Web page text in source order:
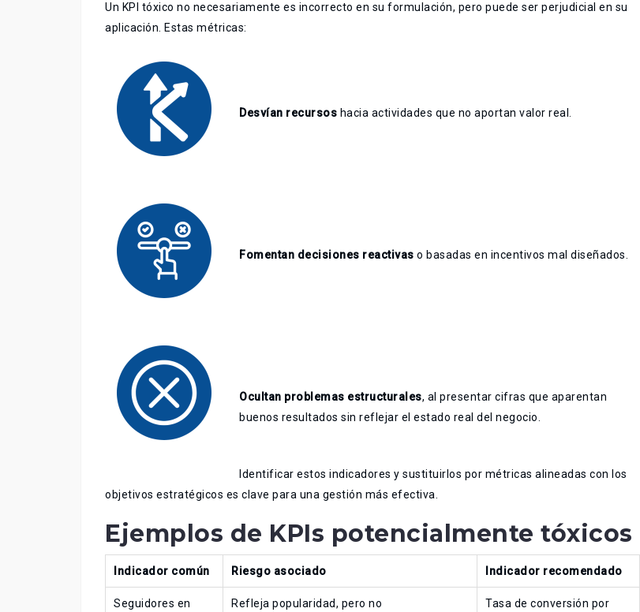
Un KPI tóxico no necesariamente es incorrecto en su formulación, pero puede ser perjudicial en su
aplicación. Estas métricas:
Desvían recursos hacia actividades que no aportan valor real.
Fomentan decisiones reactivas o basadas en incentivos mal diseñados.
Ocultan problemas estructurales, al presentar cifras que aparentan
buenos resultados sin reflejar el estado real del negocio.
Identificar estos indicadores y sustituirlos por métricas alineadas con los
objetivos estratégicos es clave para una gestión más efectiva.
Ejemplos de KPIs potencialmente tóxicos
Indicador común Riesgo asociado Indicador recomendado
Seguidores en
Refleja popularidad, pero no
Tasa de conversión por